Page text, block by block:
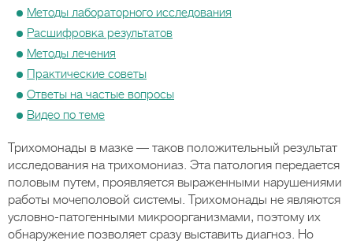
Методы лабораторного исследования
Расшифровка результатов
Методы лечения
Практические советы
Ответы на частые вопросы
Видео по теме
Трихомонады в мазке — таков положительный результат
исследования на трихомониаз. Эта патология передается
половым путем, проявляется выраженными нарушениями
работы мочеполовой системы. Трихомонады не являются
условно-патогенными микроорганизмами, поэтому их
обнаружение позволяет сразу выставить диагноз. Но